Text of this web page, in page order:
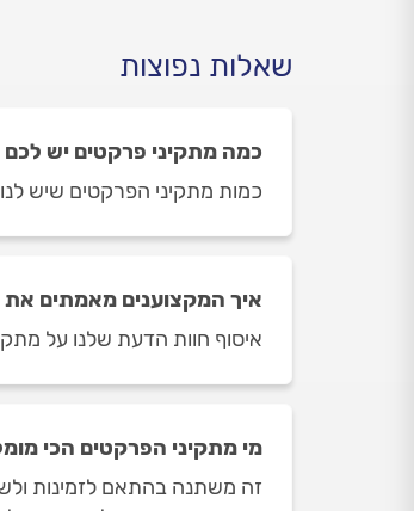
שאלות נפוצות
כמה מתקיני פרקטים יש
כמות מתקיני הפרקטים שיש לנו ביקנעם
איך המקצוענים מאמתים
איסוף חוות הדעת שלנו על
מי מתקיני הפרקטים הכי
זה משתנה בהתאם לזמינות